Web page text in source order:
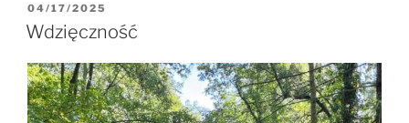
04/17/2025
Wdzięczność